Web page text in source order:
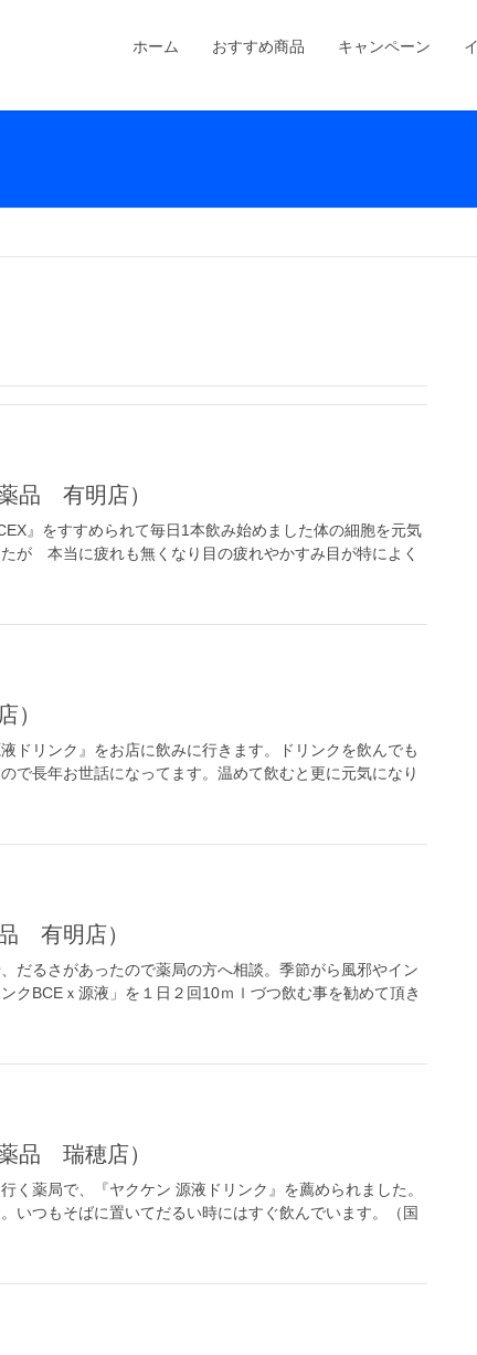
ホーム おすすめ商品 キャンペーン
品 有明店）
』をすすめられて毎日1本飲み始めました体の細胞を元気
が 本当に疲れも無くなり目の疲れやかすみ目が特によく
）
リンク』をお店に飲みに行きます。ドリンクを飲んでも
で長年お世話になってます。温めて飲むと更に元気になり
有明店）
だるさがあったので薬局の方へ相談。季節がら風邪やイン
BCEｘ源液」を１日２回10ｍｌづつ飲む事を勧めて頂き
品 瑞穂店）
薬局で、『ヤクケン 源液ドリンク』を薦められました。
いつもそばに置いてだるい時にはすぐ飲んでいます。（国